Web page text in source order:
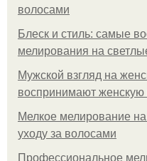
волосами
Блеск и стиль: самые
мелирования на
Мужской взгляд на
воспринимают женскую
Мелкое мелирование
уходу за волосами
Профессиональное